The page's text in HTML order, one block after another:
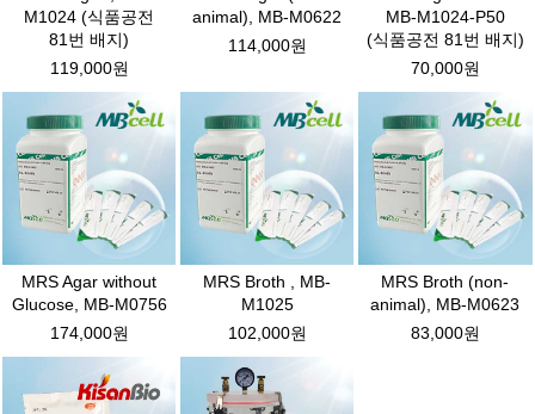
M1024 (식품공전
81번 배지)
119,000원
animal), MB-M0622
114,000원
MB-M1024-P50
(식품공전 81번 배지)
70,000원
MRS Agar without
Glucose, MB-M0756
174,000원
MRS Broth , MB-
M1025
102,000원
MRS Broth (non-
animal), MB-M0623
83,000원